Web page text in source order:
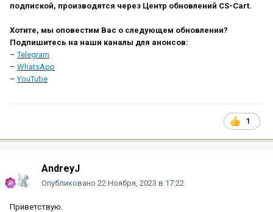
подпиской, производятся через Центр обновлений CS-Cart.
Хотите, мы оповестим Вас о следующем обновлении?
Подпишитесь на наши каналы для анонсов:
–Telegram
– WhatsApp
–YouTube
1
AndreyJ
Опубликовано 22 Ноября, 2023 в 17:22
Приветствую.